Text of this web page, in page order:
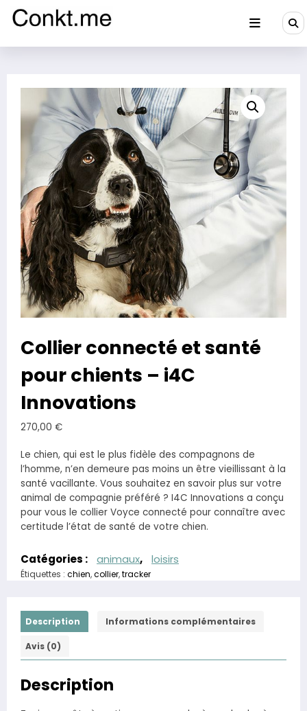
Conkt.me
Collier connecté et santé
pour chients – i4C
Innovations
270,00 €
Le chien, qui est le plus fidèle des compagnons de
l’homme, n’en demeure pas moins un être vieillissant à la
santé vacillante. Vous souhaitez en savoir plus sur votre
animal de compagnie préféré ? I4C Innovations a conçu
pour vous le collier Voyce connecté pour connaître avec
certitude l’état de santé de votre chien.
Catégories : animaux, loisirs
Étiquettes : chien,collier,tracker
Description Informations complémentaires
Avis (0)
Description